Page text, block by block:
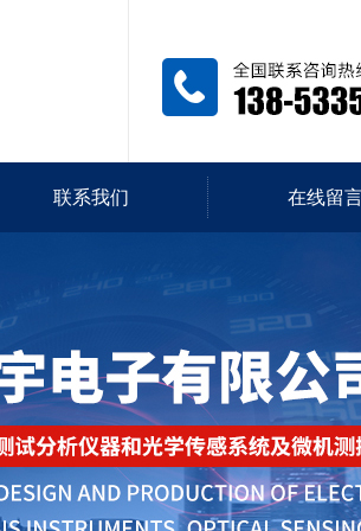
联系我们 在线留